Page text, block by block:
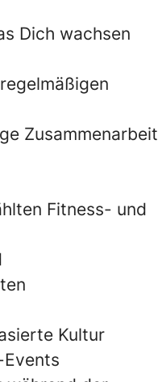
Dich wachsen
Zusammenarbeit
Fitness- und
Kultur